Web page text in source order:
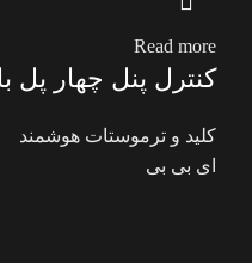
Read more
کنترل پنل چهار پل
کلید و ترموستات هوشمند
ای بی بی